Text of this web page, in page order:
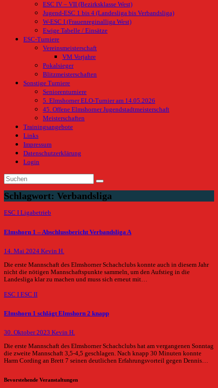
ESC IV – VII (Bezirksklasse West)
Jugend-ESC 1 bis 4 (Landesliga bis Verbandsliga)
W-ESC I (Frauenreginalliga West)
Ewige Tabelle / Einsätze
ESC-Turniere
Vereinsmeisterschaft
VM Vorjahre
Pokalsieger
Blitzmeisterschaften
Sonstige Turniere
Seniorenturniere
5. Elmshorner ELO-Turnier am 14.05.2026
45. Offene Elmshorner Jugendstadtmeisterschaft
Meisterschaften
Trainingsangebote
Links
Impressum
Datenschutzerklärung
Login
Schlagwort: Verbandsliga
ESC I Ligabetrieb
Elmshorn 1 – Abschlussbericht Verbandsliga A
14. Mai 2024 Kevin H.
Die erste Mannschaft des Elmshorner Schachclubs konnte auch in diesem Jahr
nicht die nötigen Mannschaftspunkte sammeln, um den Aufstieg in die
Landesliga klar zu machen und muss sich erneut mit…
ESC I ESC II
Elmshorn 1 schlägt Elmshorn 2 knapp
30. Oktober 2023 Kevin H.
Die erste Mannschaft des Elmshorner Schachclubs hat am vergangenen Sonntag
die zweite Mannschaft 3,5-4,5 geschlagen. Nach knapp 30 Minuten konnte
Harm Cording an Brett 7 seinen deutlichen Erfahrungsvorteil gegen Dennis…
Bevorstehende Veranstaltungen